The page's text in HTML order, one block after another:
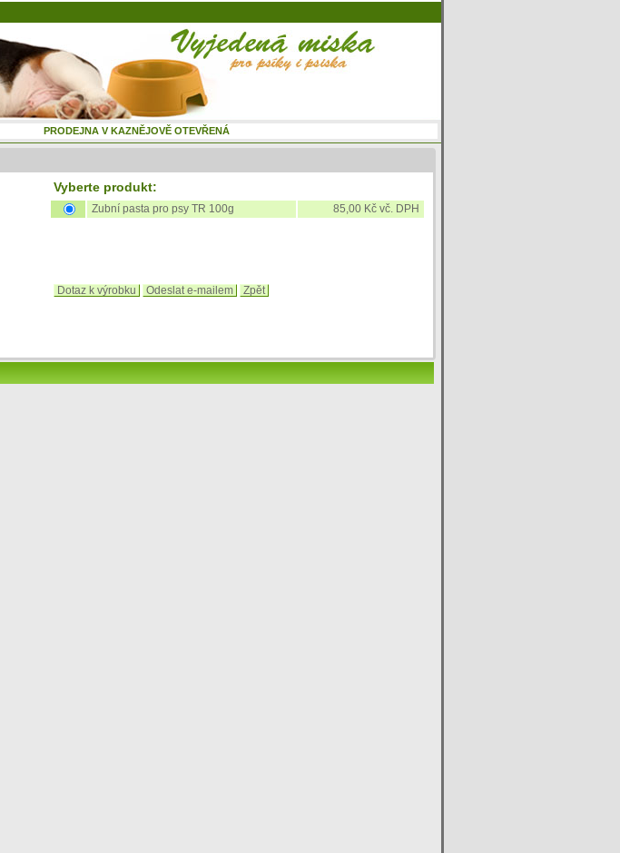
Vyberte produkt:
Zubní pasta pro psy TR 100g 85,00 Kč vč. DPH
Dotaz k výrobku Odeslat e-mailem Zpět
PRODEJNA V KAZNĚJOVĚ OTEVŘENÁ